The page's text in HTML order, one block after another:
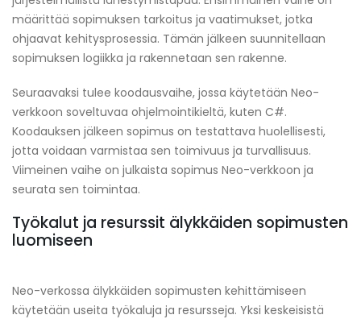
määrittää sopimuksen tarkoitus ja vaatimukset, jotka
ohjaavat kehitysprosessia. Tämän jälkeen suunnitellaan
sopimuksen logiikka ja rakennetaan sen rakenne.
Seuraavaksi tulee koodausvaihe, jossa käytetään Neo-
verkkoon soveltuvaa ohjelmointikieltä, kuten C#.
Koodauksen jälkeen sopimus on testattava huolellisesti,
jotta voidaan varmistaa sen toimivuus ja turvallisuus.
Viimeinen vaihe on julkaista sopimus Neo-verkkoon ja
seurata sen toimintaa.
Työkalut ja resurssit älykkäiden sopimusten
luomiseen
Neo-verkossa älykkäiden sopimusten kehittämiseen
käytetään useita työkaluja ja resursseja. Yksi keskeisistä